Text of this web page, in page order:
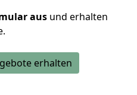
aus und erhalten
erhalten